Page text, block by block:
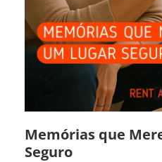
Memórias que
Seguro